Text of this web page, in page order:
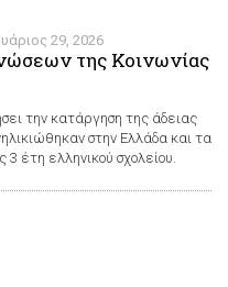
29, 2026
της Κοινωνίας
την κατάργηση της άδειας
στην Ελλάδα και τα
έτη ελληνικού σχολείου.